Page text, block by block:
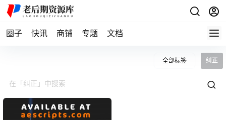
圈子 快讯 商铺 专题 文档
全部标签 纠正